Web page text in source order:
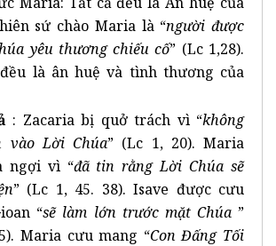
sứ chào Maria là “người được
yêu thương chiếu cố” (Lc 1,28).
là ân huệ và tình thương của
: Zacaria bị quở trách vì “không
vào Lời Chúa” (Lc 1, 20). Maria
ngợi vì “đã tin rằng Lời Chúa sẽ
” (Lc 1, 45. 38). Isave được cưu
“sẽ làm lớn trước mặt Chúa”
Maria cưu mang “Con Đấng Tối